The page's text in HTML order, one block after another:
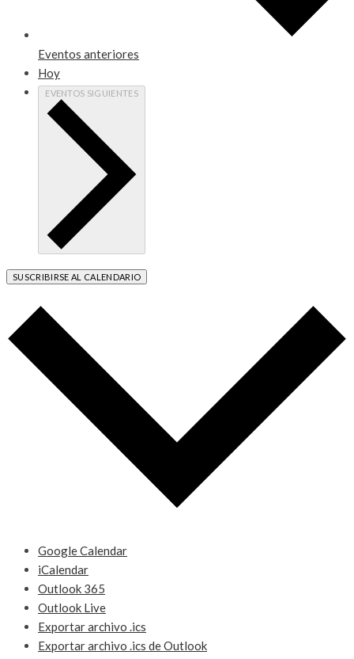
Eventos anteriores
Hoy
EVENTOS SIGUIENTES
SUSCRIBIRSE AL CALENDARIO
Google Calendar
iCalendar
Outlook 365
Outlook Live
Exportar archivo .ics
Exportar archivo .ics de Outlook